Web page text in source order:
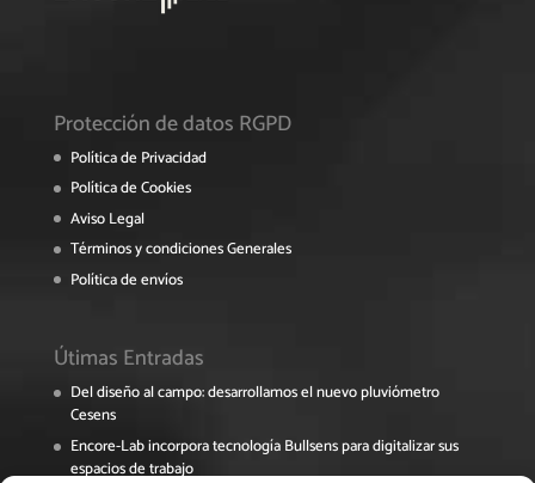
Protección de datos RGPD
Política de Privacidad
Política de Cookies
Aviso Legal
Términos y condiciones Generales
Política de envíos
Útimas Entradas
Del diseño al campo: desarrollamos el nuevo pluviómetro
Cesens
Encore-Lab incorpora tecnología Bullsens para digitalizar sus
espacios de trabajo